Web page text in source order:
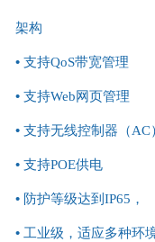
架构
• 支持QoS带宽管理
• 支持Web网页管理
• 支持无线控制器（
• 支持POE供电
• 防护等级达到IP65，
• 工业级，适应多种环